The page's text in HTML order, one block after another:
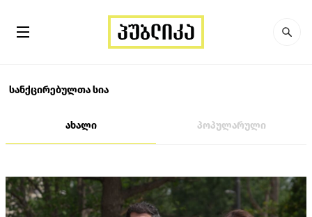
სანქცირებულთა სია
ახალი პოპულარული